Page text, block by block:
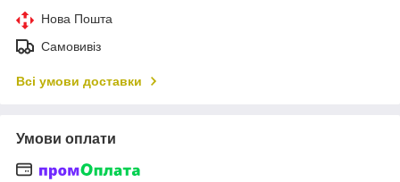
Нова Пошта
Самовивіз
Всі умови доставки
Умови оплати